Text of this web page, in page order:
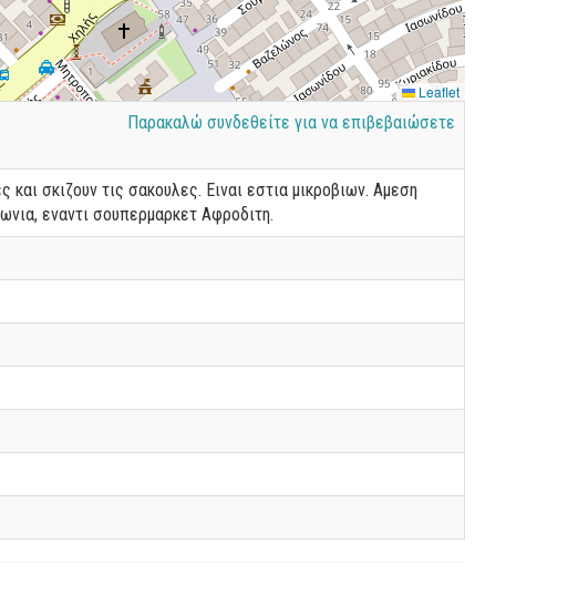
Leaflet
Παρακαλώ συνδεθείτε για να επιβεβαιώσετε
σκιζουν τις σακουλες. Ειναι εστια μικροβιων. Αμεση
εναντι σουπερμαρκετ Αφροδιτη.